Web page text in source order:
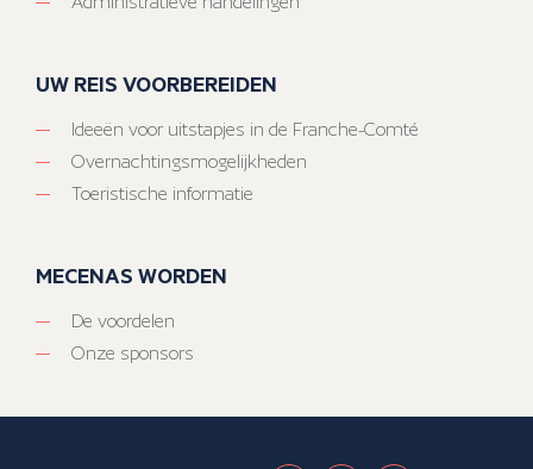
UW REIS VOORBEREIDEN
Ideeën voor uitstapjes in de Franche-Comté
Overnachtingsmogelijkheden
Toeristische informatie
MECENAS WORDEN
De voordelen
Onze sponsors